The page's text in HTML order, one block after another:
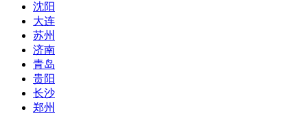
沈阳
大连
苏州
济南
青岛
贵阳
长沙
郑州